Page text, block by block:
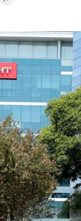
Whatsapp
en Facebook
en Twitter
Desplegar Redes